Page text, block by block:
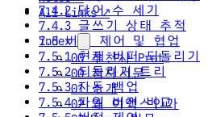
All Links ↗
index
00 추천사 Prot
00 저자서문
01 소개
02 왜 이맥스인가
7.4.2 단어 수 세기
7.4.3 글쓰기 상태 추적
7.5 버전 제어 및 협업
7.5.1 현재 버퍼 되돌리기
7.5.2 되돌리기 트리
7.5.3 자동 백업
7.5.4 파일 버전 비교